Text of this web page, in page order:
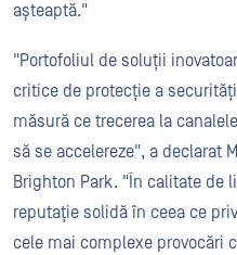
așteaptă."
"Portofoliul de soluții
critice de protecție a
măsură ce trecerea la
să se accelereze", a declarat
Brighton Park. "În calitate de
reputație solidă în ceea ce
cele mai complexe provocări